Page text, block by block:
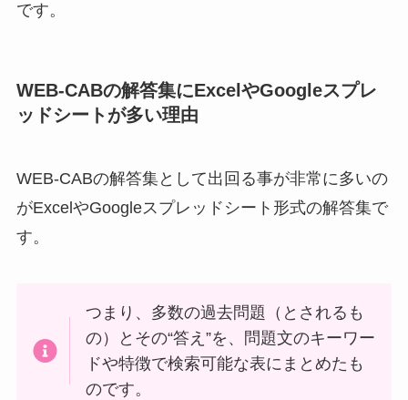
です。
WEB-CABの解答集にExcelやGoogleスプレ
ッドシートが多い理由
WEB-CABの解答集として出回る事が非常に多いの
がExcelやGoogleスプレッドシート形式の解答集で
す。
つまり、多数の過去問題（とされるも
の）とその“答え”を、問題文のキーワー
ドや特徴で検索可能な表にまとめたも
のです。